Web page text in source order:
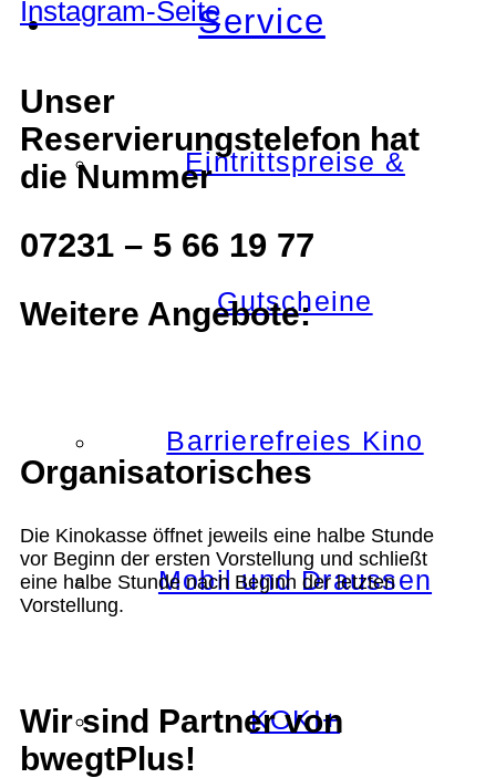
Service
Eintrittspreise &
Gutscheine
Barrierefreies Kino
Mobil und Draussen
KOKI+
Unser
Reservierungstelefon hat
die Nummer
07231 – 5 66 19 77
Weitere Angebote:
Organisatorisches
Die Kinokasse öffnet jeweils eine halbe Stunde
vor Beginn der ersten Vorstellung und schließt
eine halbe Stunde nach Beginn der letzten
Vorstellung.
Wir sind Partner von
bwegtPlus!